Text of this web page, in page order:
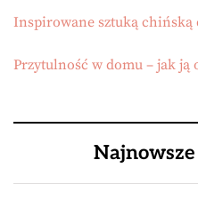
Inspirowane sztuką chińską
Przytulność w domu – jak ją